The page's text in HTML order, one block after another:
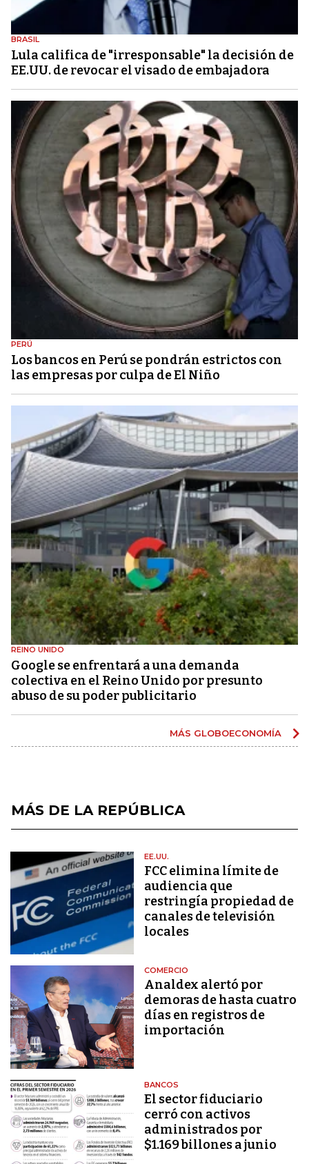
BRASIL
Lula califica de "irresponsable" la decisión de
EE.UU. de revocar el visado de embajadora
PERÚ
Los bancos en Perú se pondrán estrictos con
las empresas por culpa de El Niño
REINO UNIDO
Google se enfrentará a una demanda
colectiva en el Reino Unido por presunto
abuso de su poder publicitario
MÁS GLOBOECONOMÍA
MÁS DE LA REPÚBLICA
EE.UU.
FCC elimina límite de
audiencia que
restringía propiedad de
canales de televisión
locales
COMERCIO
Analdex alertó por
demoras de hasta cuatro
días en registros de
importación
BANCOS
El sector fiduciario
cerró con activos
administrados por
$1.169 billones a junio